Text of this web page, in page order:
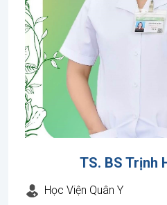
TS. BS Trịnh
Học Viện Quân Y